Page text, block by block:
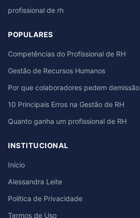
profissional de rh
POPULARES
Competências do Profissional de RH
Gestão de Recursos Humanos
Por que colaboradores pedem demissão
10 Principais Erros na Gestão de RH
Quanto ganha um profissional de RH
INSTITUCIONAL
Início
Alessandra Leite
Política de Privacidade
Termos de Uso